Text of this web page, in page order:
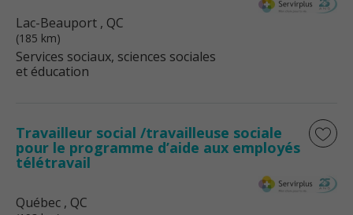
Lac-Beauport , QC
(185 km)
Services sociaux, sciences sociales
et éducation
Travailleur social /travailleuse sociale
pour le programme d’aide aux employés
télétravail
Québec , QC